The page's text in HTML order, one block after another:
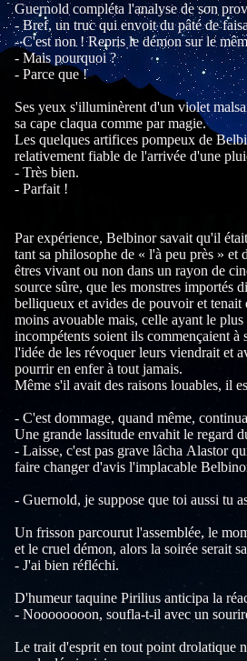
Guernold compléta l'analyse de son
- Bref, un truc qui envoit du pâté de
- C'est non ! Repris le démon sur le
- Mais pourquoi ?
- Parce que !
Ses yeux s'illuminèrent d'un violet
sa cape claqua comme par magie.
Les quelques artifices pompeux de
relativement fiable de l'arrivée d'une
- Très bien.
- Parfait !
Par expérience, Belbinor savait qu'il
tant sa philosophe de « l'à peu près » et
êtres vivant ou non dans un rayon de
source sûre, que les monstres importés
belliqueux et avides de pouvoir et
moins avouable mais, celle ayant le
incompétents soient ils commençaient
l'idée de les révoquer leurs viendrait et
pourrir en enfer à tout jamais.
Même s'il avait des raisons louables, il
- C'est dommage, quand même,
Une grande lassitude envahit le regard
- Laisse, c'est pas grave lâcha Alastor
faire changer d'avis l'implacable
- Guernold, je suppose que toi aussi tu
Un frisson parcourut l'assemblée, le
et le cruel démon, alors la soirée serait
- J'ai bien réfléchi.
D'humeur taquine Pirilius anticipa la
- Noooooooon, soufla-t-il avec un
Le trait d'esprit en tout point drolatique